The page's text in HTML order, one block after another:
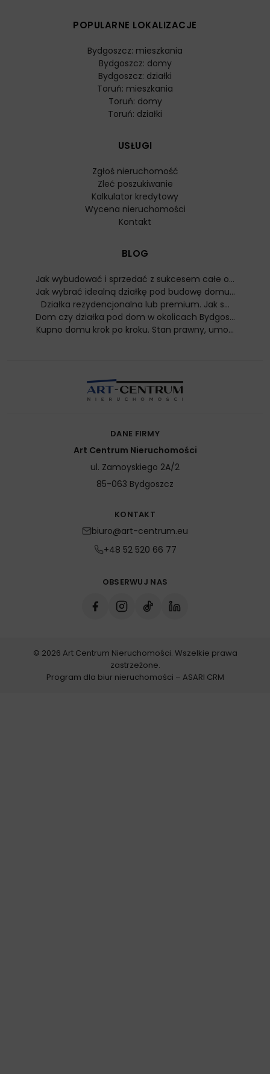
POPULARNE LOKALIZACJE
Bydgoszcz: mieszkania
Bydgoszcz: domy
Bydgoszcz: działki
Toruń: mieszkania
Toruń: domy
Toruń: działki
USŁUGI
Zgłoś nieruchomość
Zleć poszukiwanie
Kalkulator kredytowy
Wycena nieruchomości
Kontakt
BLOG
Jak wybudować i sprzedać z sukcesem całe o...
Jak wybrać idealną działkę pod budowę domu...
Działka rezydencjonalna lub premium. Jak s...
Dom czy działka pod dom w okolicach Bydgos...
Kupno domu krok po kroku. Stan prawny, umo...
DANE FIRMY
Art Centrum Nieruchomości
ul. Zamoyskiego 2A/2
85-063 Bydgoszcz
KONTAKT
biuro@art-centrum.eu
+48 52 520 66 77
OBSERWUJ NAS
© 2026 Art Centrum Nieruchomości. Wszelkie prawa
zastrzeżone.
Program dla biur nieruchomości – ASARI CRM